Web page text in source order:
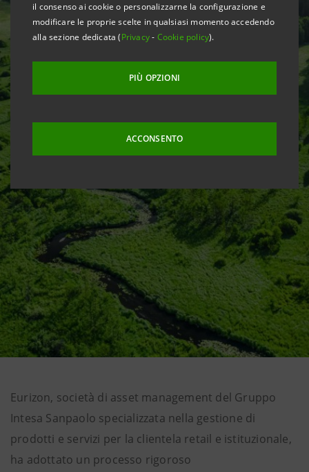
il consenso ai cookie o personalizzarne la configurazione e
modificare le proprie scelte in qualsiasi momento accedendo
alla sezione dedicata (Privacy- Cookie policy).
PIÙ OPZIONI
ACCONSENTO
Eurizon, società di asset management del Gruppo
Intesa Sanpaolo specializzata nella gestione di
prodotti e servizi per la clientela retail e istituzionale,
ha adottato un processo rigoroso